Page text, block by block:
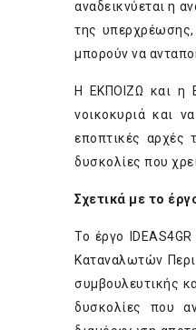
αναδεικνύεται η
της υπερχρέωσης,
μπορούν να
Η ΕΚΠΟΙΖΩ και η
νοικοκυριά και
εποπτικές αρχές
δυσκολίες που
Σχετικά με το
Το έργο
Καταναλωτών
συμβουλευτικής
δυσκολίες που